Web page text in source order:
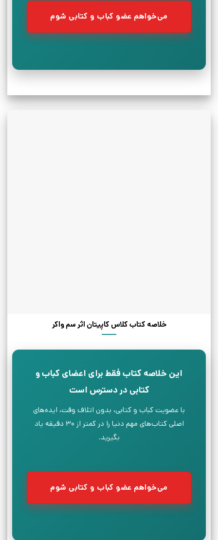
می‌خواهم عضو کباب و کتابی شوم
خلاصه کتاب کلاس کاپیتان اثر سم واکر
این خلاصه کتاب فقط برای اعضای کباب و
کتابی در دسترس است
با عضویت کباب و کتابی، بدون اتلاف وقت، ایده‌های
اصلی کتاب‌های مهم دنیا را در کمتر از ۳۰ دقیقه یاد
بگیرید.
می‌خواهم عضو کباب و کتابی شوم